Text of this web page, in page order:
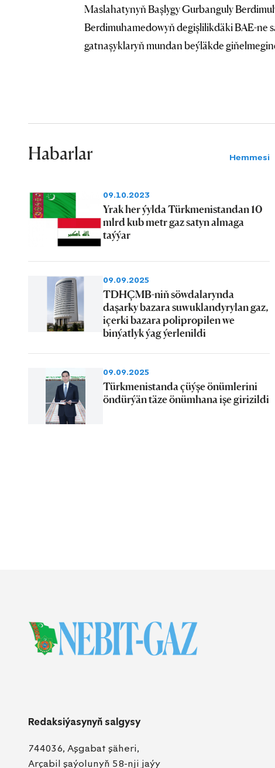
Maslahatynyň Başlygy Gurbanguly
Berdimuhamedowyň degişlilikdäki BAE-ne
gatnaşyklaryň mundan beýläkde
Habarlar Hemmesi
09.10.2023
Yrak her ýylda Türkmenistandan 10
mlrd kub metr gaz satyn almaga
taýýar
09.09.2025
TDHÇMB-niň söwdalarynda
daşarky bazara suwuklandyrylan gaz,
içerki bazara polipropilen we
binýatlyk ýag ýerlenildi
09.09.2025
Türkmenistanda çüýşe önümlerini
öndürýän täze önümhana işe girizildi
Redaksiýasynyň salgysy
744036, Aşgabat şäheri,
Arçabil şaýolunyň 58-nji jaýy